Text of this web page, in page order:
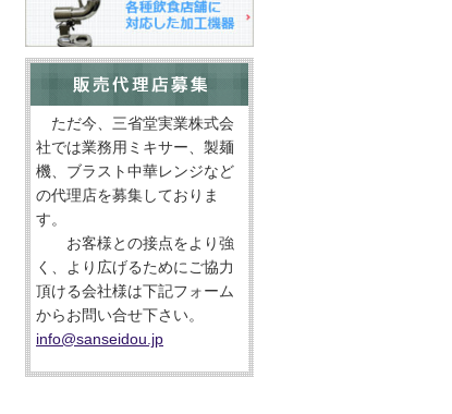
ただ今、三省堂実業株式会
社では業務用ミキサー、製麺
機、ブラスト中華レンジなど
の代理店を募集しておりま
す。
お客様との接点をより強
く、より広げるためにご協力
頂ける会社様は下記フォーム
からお問い合せ下さい。
info@sanseidou.jp